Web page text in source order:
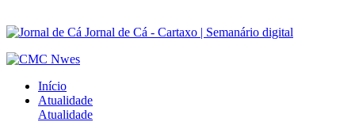
Jornal de Cá - Cartaxo | Semanário digital
Início
Atualidade
Atualidade